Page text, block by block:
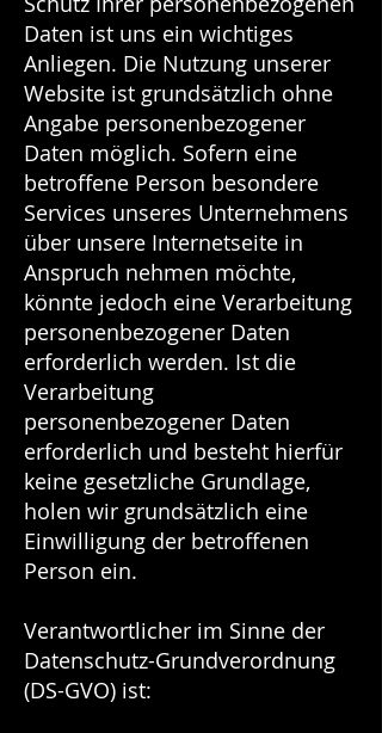
Daten ist uns ein wichtiges
Anliegen. Die Nutzung unserer
Website ist grundsätzlich ohne
Angabe personenbezogener
Daten möglich. Sofern eine
betroffene Person besondere
Services unseres Unternehmens
über unsere Internetseite in
Anspruch nehmen möchte,
könnte jedoch eine Verarbeitung
personenbezogener Daten
erforderlich werden. Ist die
Verarbeitung
personenbezogener Daten
erforderlich und besteht hierfür
keine gesetzliche Grundlage,
holen wir grundsätzlich eine
Einwilligung der betroffenen
Person ein.
Verantwortlicher im Sinne der
Datenschutz-Grundverordnung
(DS-GVO) ist: